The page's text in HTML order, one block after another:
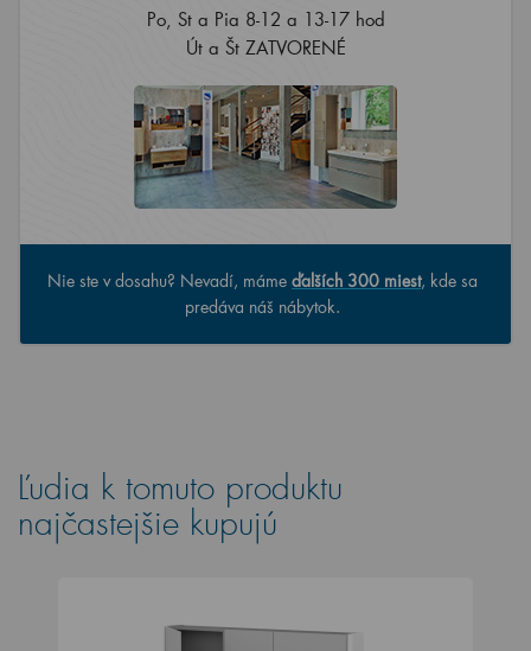
Po, St a Pia 8-12 a 13-17 hod
Út a Št ZATVORENÉ
Nie ste v dosahu? Nevadí, máme ďalších 300 miest, kde sa
predáva náš nábytok.
Ľudia k tomuto produktu
najčastejšie kupujú